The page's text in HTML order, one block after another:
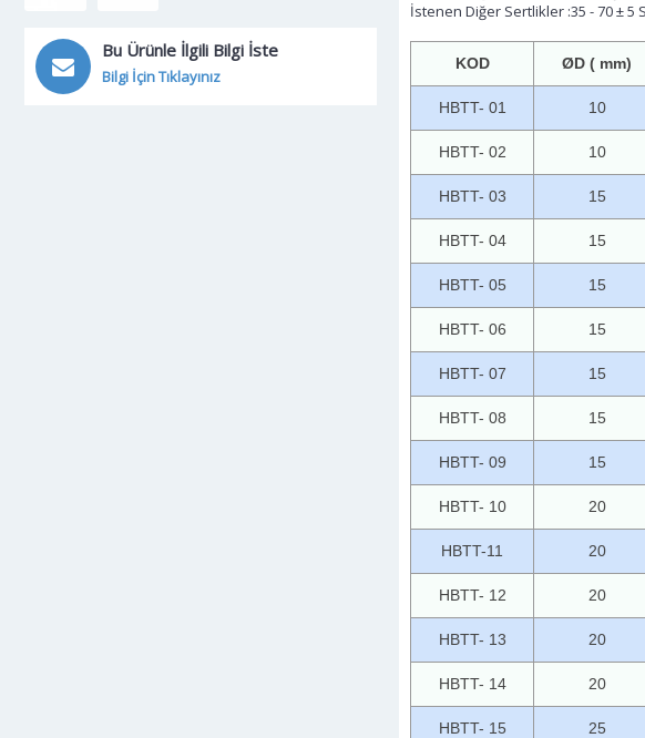
Bu Ürünle İlgili Bilgi İste
Bilgi İçin Tıklayınız
İstenen Diğer Sertlikler :35 - 70 ± 5
KOD ØD ( mm)
HBTT- 01 10
HBTT- 02 10
HBTT- 03 15
HBTT- 04 15
HBTT- 05 15
HBTT- 06 15
HBTT- 07 15
HBTT- 08 15
HBTT- 09 15
HBTT- 10 20
HBTT-11 20
HBTT- 12 20
HBTT- 13 20
HBTT- 14 20
HBTT- 15 25